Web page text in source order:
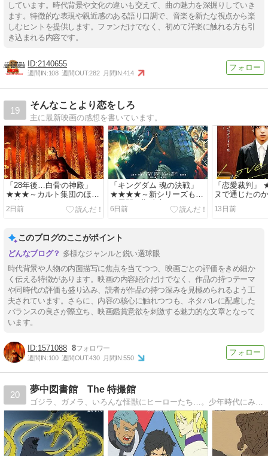
しています。時代背景や文化の違いも交えて、曲の魅力を深掘りしていき
ます。特徴的な表現や親近感のある語り口調で、音楽を新たな視点から楽
しむヒントを提供します。ファンだけでなく、初めて洋楽に触れる方も引
き込まれる内容です。
2140655
週間IN:108 週間OUT:282 月間IN:414
19
そんなことより恋をしろ
主に最新映画の感想を書いています。
「28年後…白骨の神殿」
★★★～カルト集団のほう
が怖い
2日前
「キングダム 魂の決戦」
★★★★～新シリーズも熱
い展開に期待大！
6日前
「恋愛裁判
ヌで通じたの
13日前
このブログのここがポイント
多様なジャンルと鋭い選球眼
時代背景や人物の内面描写に焦点を当てつつ、映画ごとの評価をきめ細か
く伝える特徴があります。映画の内容紹介だけでなく、作品の持つテーマ
や同時代の評価も盛り込み、読者が作品の持つ深みを見極められるよう工
夫されています。さらに、内容の核心に触れつつも、ネタバレに配慮した
バランスの良さが際立ち、映画鑑賞意欲を刺激する魅力的な文章となって
います。
1571088 8
週間IN:100 週間OUT:430 月間IN:550
20
夢中図書館 The 特撮館
ゴジラ、ガメラ、いろんな怪獣にヒーローたち…。少年時代にみんな夢中になった「特撮」の世界へようこそ。Welcome to the fantastic ’Tokusatsu' world…